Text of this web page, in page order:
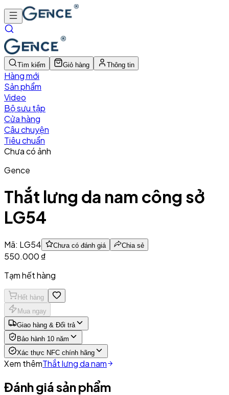
Tìm kiếm Giỏ hàng Thông tin
Hàng mới
Sản phẩm
Video
Bộ sưu tập
Cửa hàng
Câu chuyện
Tiêu chuẩn
Chưa có ảnh
Gence
Thắt lưng da nam công sở
LG54
Mã: LG54 Chưa có đánh giá Chia sẻ
550.000 ₫
Tạm hết hàng
Hết hàng
Mua ngay
Giao hàng & Đổi trả
Bảo hành 10 năm
Xác thực NFC chính hãng
Xem thêmThắt lưng da nam
Đánh giá sản phẩm